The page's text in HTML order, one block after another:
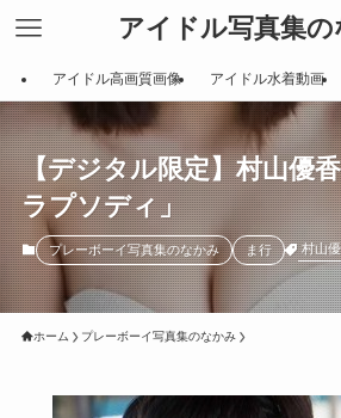
アイドル写真集
アイドル高画質画像 アイドル水着動画
【デジタル限定】村山優
ラプソディ」
プレーボーイ写真集のなかみ ま行 村山
ホーム プレーボーイ写真集のなかみ